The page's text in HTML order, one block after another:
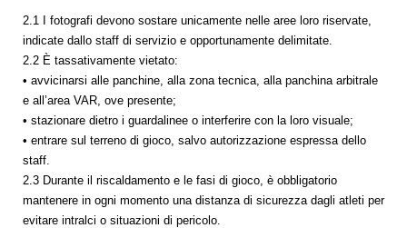
2.1 I fotografi devono sostare unicamente nelle aree loro riservate,
indicate dallo staff di servizio e opportunamente delimitate.
2.2 È tassativamente vietato:
• avvicinarsi alle panchine, alla zona tecnica, alla panchina arbitrale
e all’area VAR, ove presente;
• stazionare dietro i guardalinee o interferire con la loro visuale;
• entrare sul terreno di gioco, salvo autorizzazione espressa dello
staff.
2.3 Durante il riscaldamento e le fasi di gioco, è obbligatorio
mantenere in ogni momento una distanza di sicurezza dagli atleti per
evitare intralci o situazioni di pericolo.